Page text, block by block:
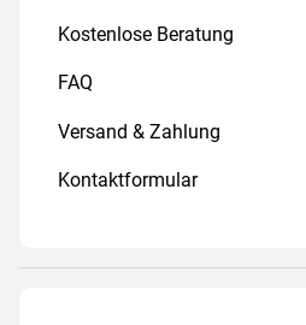
Kostenlose Beratung
FAQ
Versand & Zahlung
Kontaktformular